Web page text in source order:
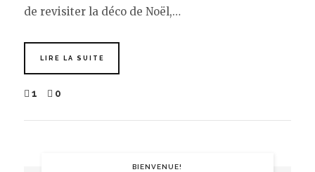
de revisiter la déco de Noël,…
LIRE LA SUITE
1 0
BIENVENUE!